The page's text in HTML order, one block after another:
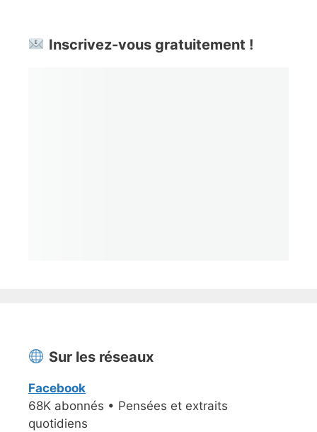
Inscrivez-vous gratuitement !
Sur les réseaux
Facebook
68K abonnés • Pensées et extraits
quotidiens